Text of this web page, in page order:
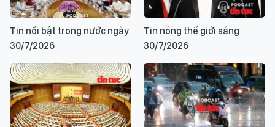
Tin nổi bật trong nước ngày
30/7/2026
Tin nóng thế giới sáng
30/7/2026